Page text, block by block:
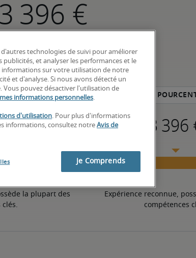
nationale
la plupart des
clés.
75e
Expérience reconnue,
compétences
technologies de suivi pour améliorer
publicités, et analyser les performances et le
sur votre utilisation de notre
et d'analyse. Si nous avons détecté un
Vous pouvez désactiver l'utilisation de
informations personnelles.
d'utilisation. Pour plus d'informations
informations, consultez notre Avis de
Je Comprends